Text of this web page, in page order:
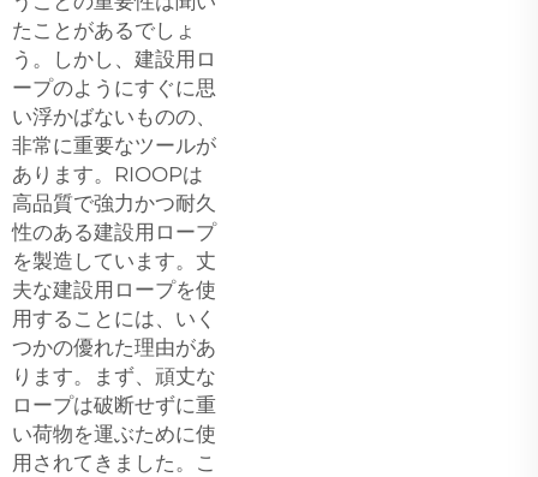
たことがあるでしょ
う。しかし、建設用ロ
ープのようにすぐに思
い浮かばないものの、
非常に重要なツールが
あります。RIOOPは
高品質で強力かつ耐久
性のある建設用ロープ
を製造しています。丈
夫な建設用ロープを使
用することには、いく
つかの優れた理由があ
ります。まず、頑丈な
ロープは破断せずに重
い荷物を運ぶために使
用されてきました。こ